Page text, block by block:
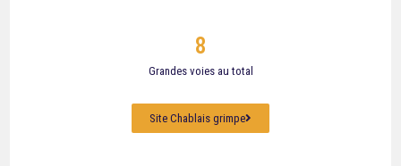
Grandes voies au total
8
Site Chablais grimpe